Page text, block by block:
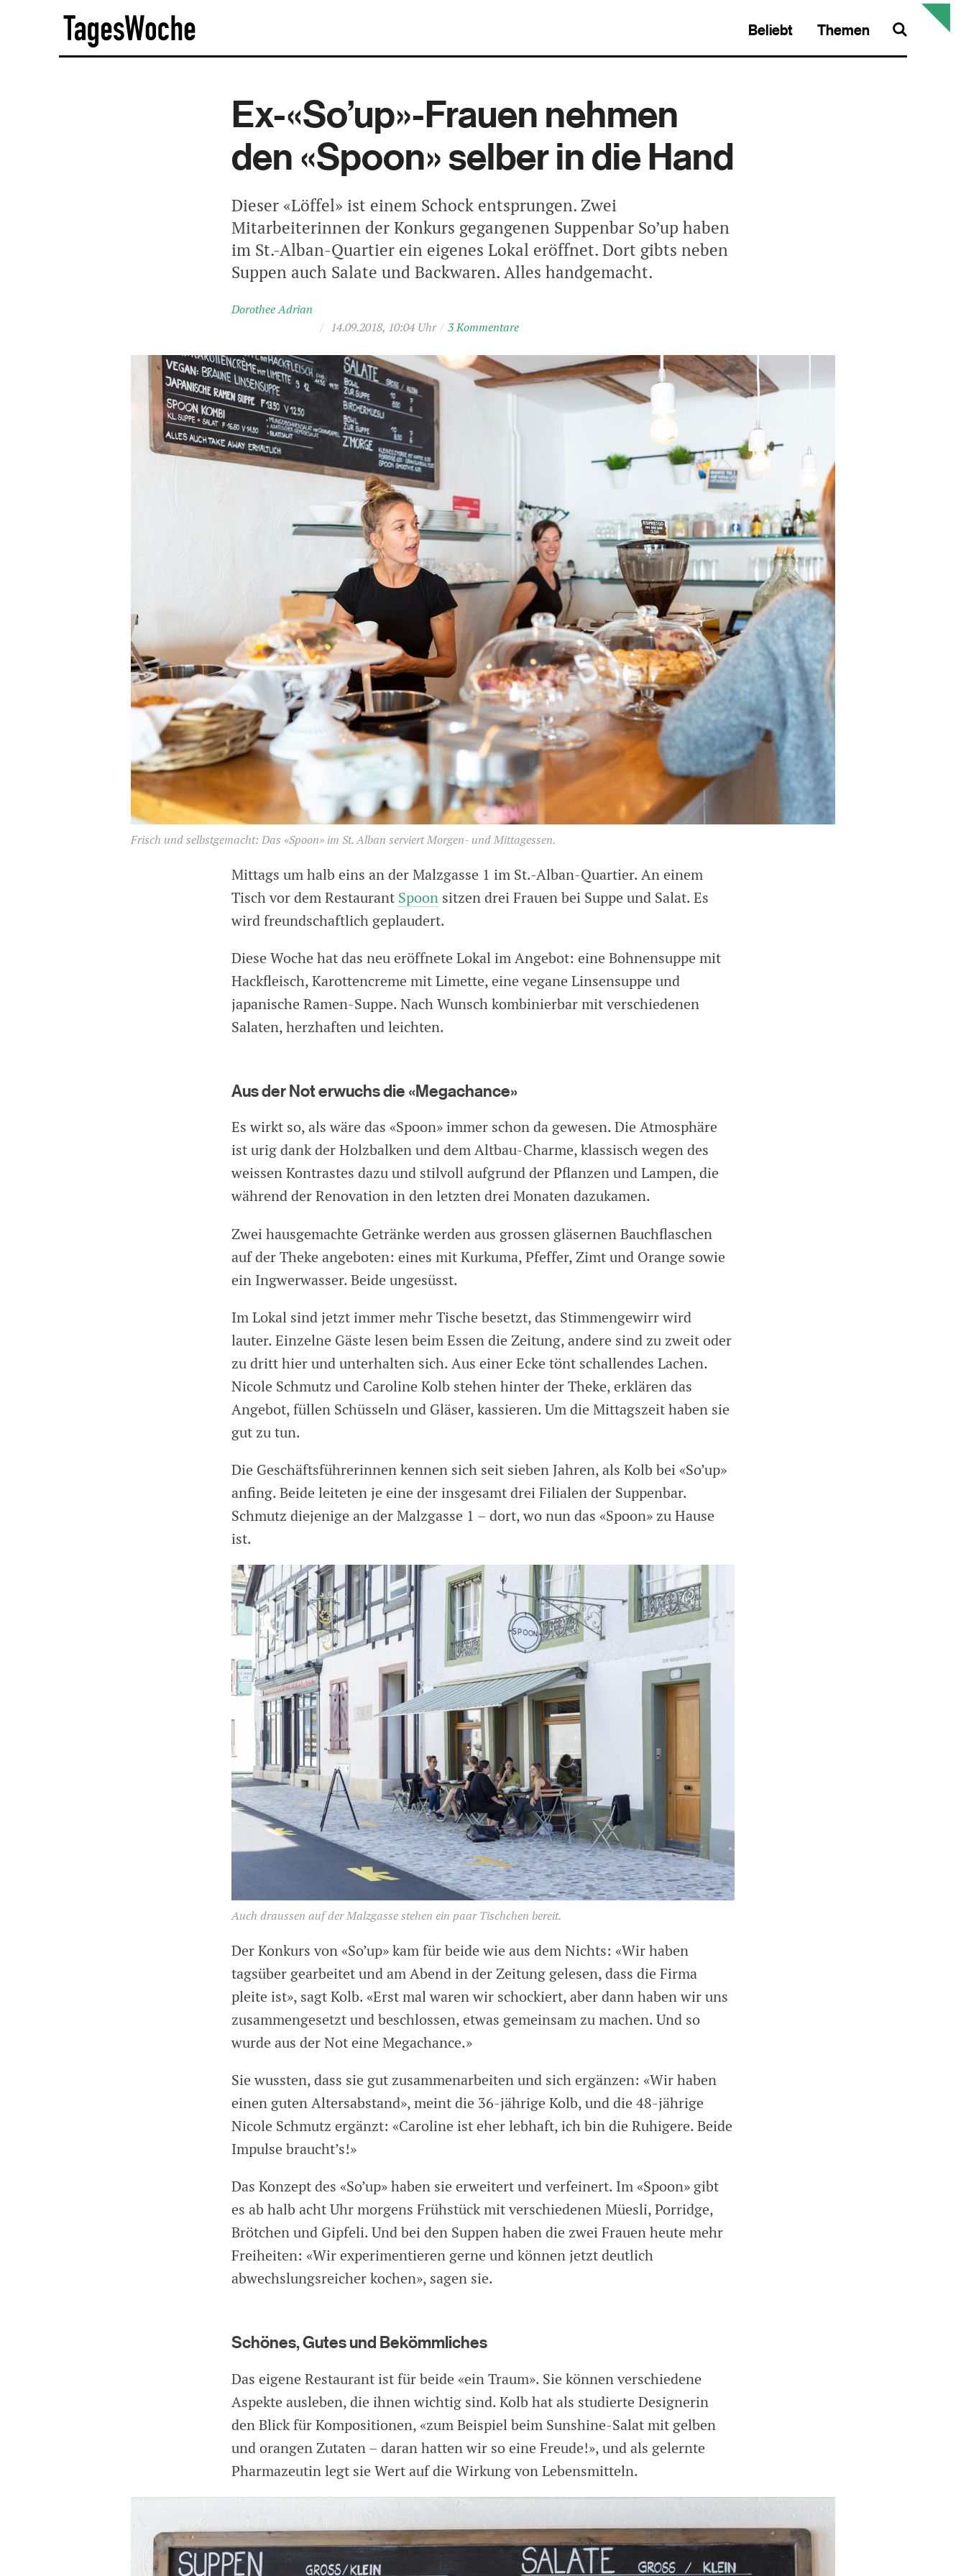
Beliebt Themen
Ex-«So’up»-Frauen nehmen
den «Spoon» selber in die Hand
Dieser «Löffel» ist einem Schock entsprungen. Zwei
Mitarbeiterinnen der Konkurs gegangenen Suppenbar So’up haben
im St.-Alban-Quartier ein eigenes Lokal eröffnet. Dort gibts neben
Suppen auch Salate und Backwaren. Alles handgemacht.
Dorothee Adrian
/ 14.09.2018, 10:04 Uhr / 3 Kommentare
Frisch und selbstgemacht: Das «Spoon» im St. Alban serviert Morgen- und Mittagessen.
Mittags um halb eins an der Malzgasse 1 im St.-Alban-Quartier. An einem
Tisch vor dem Restaurant Spoon sitzen drei Frauen bei Suppe und Salat. Es
wird freundschaftlich geplaudert.
Diese Woche hat das neu eröffnete Lokal im Angebot: eine Bohnensuppe mit
Hackfleisch, Karottencreme mit Limette, eine vegane Linsensuppe und
japanische Ramen-Suppe. Nach Wunsch kombinierbar mit verschiedenen
Salaten, herzhaften und leichten.
Aus der Not erwuchs die «Megachance»
Es wirkt so, als wäre das «Spoon» immer schon da gewesen. Die Atmosphäre
ist urig dank der Holzbalken und dem Altbau-Charme, klassisch wegen des
weissen Kontrastes dazu und stilvoll aufgrund der Pflanzen und Lampen, die
während der Renovation in den letzten drei Monaten dazukamen.
Zwei hausgemachte Getränke werden aus grossen gläsernen Bauchflaschen
auf der Theke angeboten: eines mit Kurkuma, Pfeffer, Zimt und Orange sowie
ein Ingwerwasser. Beide ungesüsst.
Im Lokal sind jetzt immer mehr Tische besetzt, das Stimmengewirr wird
lauter. Einzelne Gäste lesen beim Essen die Zeitung, andere sind zu zweit oder
zu dritt hier und unterhalten sich. Aus einer Ecke tönt schallendes Lachen.
Nicole Schmutz und Caroline Kolb stehen hinter der Theke, erklären das
Angebot, füllen Schüsseln und Gläser, kassieren. Um die Mittagszeit haben sie
gut zu tun.
Die Geschäftsführerinnen kennen sich seit sieben Jahren, als Kolb bei «So’up»
anfing. Beide leiteten je eine der insgesamt drei Filialen der Suppenbar.
Schmutz diejenige an der Malzgasse 1 – dort, wo nun das «Spoon» zu Hause
ist.
Auch draussen auf der Malzgasse stehen ein paar Tischchen bereit.
Der Konkurs von «So’up» kam für beide wie aus dem Nichts: «Wir haben
tagsüber gearbeitet und am Abend in der Zeitung gelesen, dass die Firma
pleite ist», sagt Kolb. «Erst mal waren wir schockiert, aber dann haben wir uns
zusammengesetzt und beschlossen, etwas gemeinsam zu machen. Und so
wurde aus der Not eine Megachance.»
Sie wussten, dass sie gut zusammenarbeiten und sich ergänzen: «Wir haben
einen guten Altersabstand», meint die 36-jährige Kolb, und die 48-jährige
Nicole Schmutz ergänzt: «Caroline ist eher lebhaft, ich bin die Ruhigere. Beide
Impulse braucht’s!»
Das Konzept des «So’up» haben sie erweitert und verfeinert. Im «Spoon» gibt
es ab halb acht Uhr morgens Frühstück mit verschiedenen Müesli, Porridge,
Brötchen und Gipfeli. Und bei den Suppen haben die zwei Frauen heute mehr
Freiheiten: «Wir experimentieren gerne und können jetzt deutlich
abwechslungsreicher kochen», sagen sie.
Schönes, Gutes und Bekömmliches
Das eigene Restaurant ist für beide «ein Traum». Sie können verschiedene
Aspekte ausleben, die ihnen wichtig sind. Kolb hat als studierte Designerin
den Blick für Kompositionen, «zum Beispiel beim Sunshine-Salat mit gelben
und orangen Zutaten – daran hatten wir so eine Freude!», und als gelernte
Pharmazeutin legt sie Wert auf die Wirkung von Lebensmitteln.